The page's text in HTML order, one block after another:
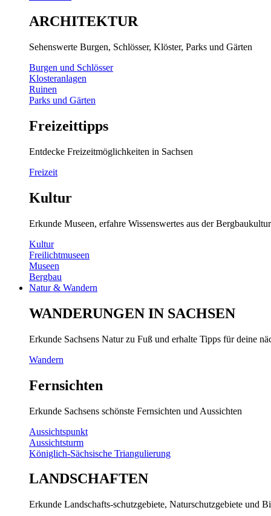
ARCHITEKTUR
Sehenswerte Burgen, Schlösser, Klöster, Parks und Gärten
Burgen und Schlösser
Klosteranlagen
Ruinen
Parks und Gärten
Freizeittipps
Entdecke Freizeitmöglichkeiten in Sachsen
Freizeit
Kultur
Erkunde Museen, erfahre Wissenswertes aus der
Kultur
Freilichtmuseen
Museen
Bergbau
Natur & Wandern
WANDERUNGEN IN SACHSEN
Erkunde Sachsens Natur zu Fuß und erhalte Tipps für deine
Wandern
Fernsichten
Erkunde Sachsens schönste Fernsichten und Aussichten
Aussichtspunkt
Aussichtsturm
Königlich-Sächsische Triangulierung
LANDSCHAFTEN
Erkunde Landschafts-schutzgebiete, Naturschutzgebiete und